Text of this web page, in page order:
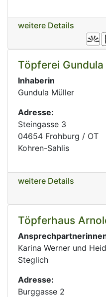
weitere Details
Töpferei
Inhaberin
Gundula Müller
Adresse:
Steingasse 3
04654 Frohburg / OT
Kohren-Sahlis
weitere Details
Töpferhaus
Karina Werner und
Steglich
Adresse:
Burggasse 2